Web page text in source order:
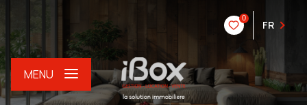
0
FR
MENU